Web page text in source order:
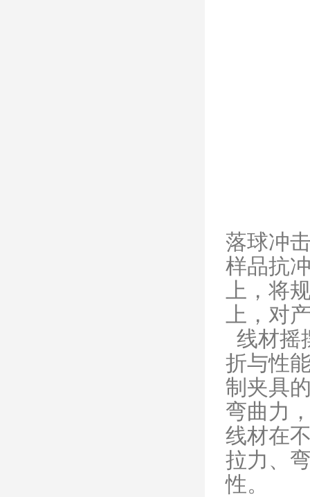
落球冲
样品抗
上，将
上，对
线材摇
折与性
制夹具
弯曲力
线材在
拉力、
性。